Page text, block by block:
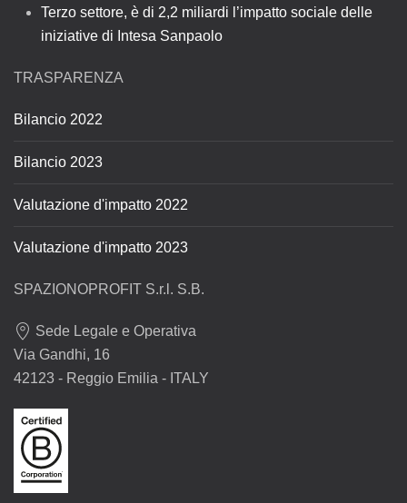
Terzo settore, è di 2,2 miliardi l’impatto sociale delle
iniziative di Intesa Sanpaolo
TRASPARENZA
Bilancio 2022
Bilancio 2023
Valutazione d'impatto 2022
Valutazione d'impatto 2023
SPAZIONOPROFIT S.r.l. S.B.
Sede Legale e Operativa
Via Gandhi, 16
42123 - Reggio Emilia - ITALY